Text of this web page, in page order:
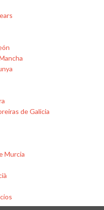
de Galicia
Murcia